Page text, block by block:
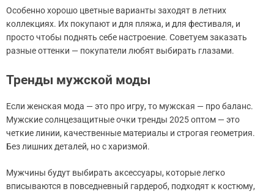
Особенно хорошо цветные варианты заходят в летних
коллекциях. Их покупают и для пляжа, и для фестиваля, и
просто чтобы поднять себе настроение. Советуем заказать
разные оттенки — покупатели любят выбирать глазами.
Тренды мужской моды
Если женская мода — это про игру, то мужская — про баланс.
Мужские солнцезащитные очки тренды 2025 оптом — это
четкие линии, качественные материалы и строгая геометрия.
Без лишних деталей, но с харизмой.
Мужчины будут выбирать аксессуары, которые легко
вписываются в повседневный гардероб, подходят к костюму,